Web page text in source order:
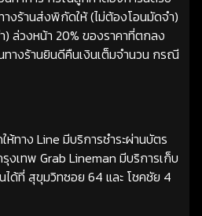
างร้านส่งพิกัดให้ (ไม่ต้องโอนมัดจำ)
ล่วงหน้า 20% ของราคาที่ตกลง
งร้านยินดีคืนเงินเต็มจำนวน กรณี
ห้ทาง Line มีบริการชำระผ่านบัตร
งเทพ Grab Lineman มีบริการเก็บ
ได้ที่ สุขุมวิทซอย 64 และ โชคชัย 4